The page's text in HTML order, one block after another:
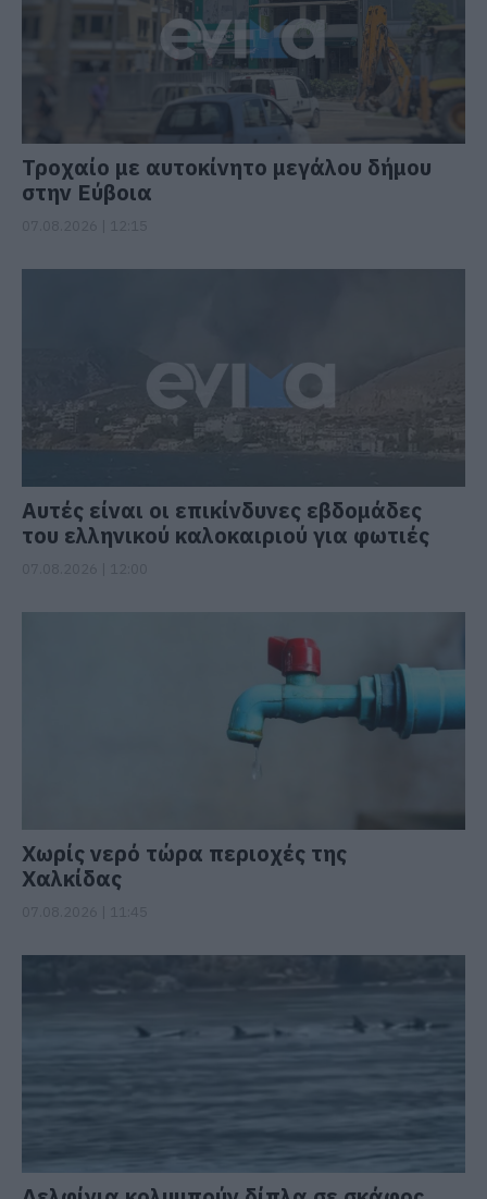
Τροχαίο με αυτοκίνητο μεγάλου δήμου
στην Εύβοια
Αυτές είναι οι επικίνδυνες εβδομάδες
του ελληνικού καλοκαιριού για φωτιές
Χωρίς νερό τώρα περιοχές της
Χαλκίδας